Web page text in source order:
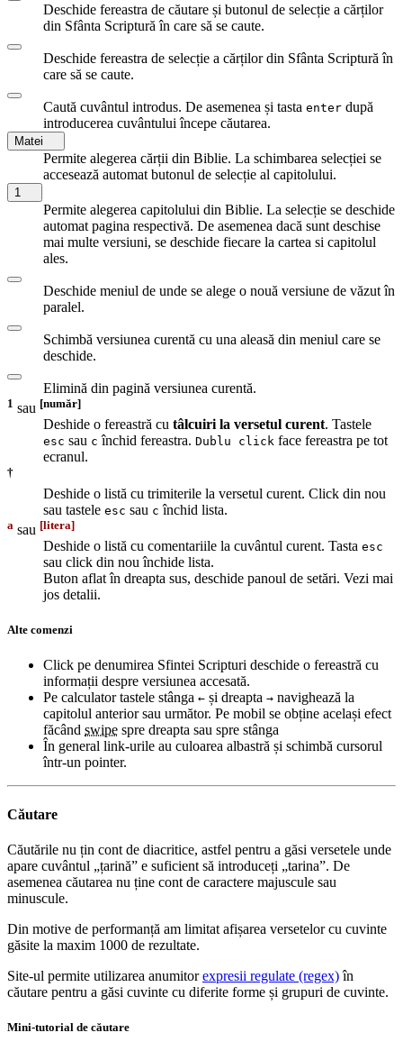
Deschide fereastra de căutare și butonul de selecție a cărților
din Sfânta Scriptură în care să se caute.
Deschide fereastra de selecție a cărților din Sfânta Scriptură în
care să se caute.
Caută cuvântul introdus. De asemenea și tasta enter după
introducerea cuvântului începe căutarea.
Matei
Permite alegerea cărții din Biblie. La schimbarea selecției se
accesează automat butonul de selecție al capitolului.
1
Permite alegerea capitolului din Biblie. La selecție se deschide
automat pagina respectivă. De asemenea dacă sunt deschise
mai multe versiuni, se deschide fiecare la cartea si capitolul
ales.
Deschide meniul de unde se alege o nouă versiune de văzut în
paralel.
Schimbă versiunea curentă cu una aleasă din meniul care se
deschide.
Elimină din pagină versiunea curentă.
1 sau [număr]
Deshide o fereastră cu tâlcuiri la versetul curent. Tastele
esc sau c închid fereastra. Dublu click face fereastra pe tot
ecranul.
†
Deshide o listă cu trimiterile la versetul curent. Click din nou
sau tastele esc sau c închid lista.
a sau [litera]
Deshide o listă cu comentariile la cuvântul curent. Tasta esc
sau click din nou închide lista.
Buton aflat în dreapta sus, deschide panoul de setări. Vezi mai
jos detalii.
Alte comenzi
Click pe denumirea Sfintei Scripturi deschide o fereastră cu
informații despre versiunea accesată.
Pe calculator tastele stânga ← și dreapta → navighează la
capitolul anterior sau următor. Pe mobil se obține același efect
făcând swipe spre dreapta sau spre stânga
În general link-urile au culoarea albastră și schimbă cursorul
într-un pointer.
Căutare
Căutările nu țin cont de diacritice, astfel pentru a găsi versetele unde
apare cuvântul „țarină” e suficient să introduceți „tarina”. De
asemenea căutarea nu ține cont de caractere majuscule sau
minuscule.
Din motive de performanță am limitat afișarea versetelor cu cuvinte
găsite la maxim 1000 de rezultate.
Site-ul permite utilizarea anumitorexpresii regulate (regex)în
căutare pentru a găsi cuvinte cu diferite forme și grupuri de cuvinte.
Mini-tutorial de căutare